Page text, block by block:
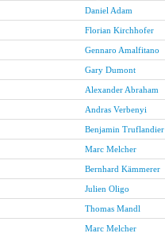
Daniel Adam
Florian Kirchhofer
Gennaro Amalfitano
Gary Dumont
Alexander Abraham
Andras Verbenyi
Benjamin Truflandier
Marc Melcher
Bernhard Kämmerer
Julien Oligo
Thomas Mandl
Marc Melcher